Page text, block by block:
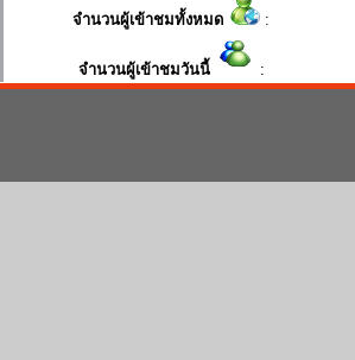
จำนวนผู้เข้าชมทั้งหมด :
จำนวนผู้เข้าชมวันนี้ :